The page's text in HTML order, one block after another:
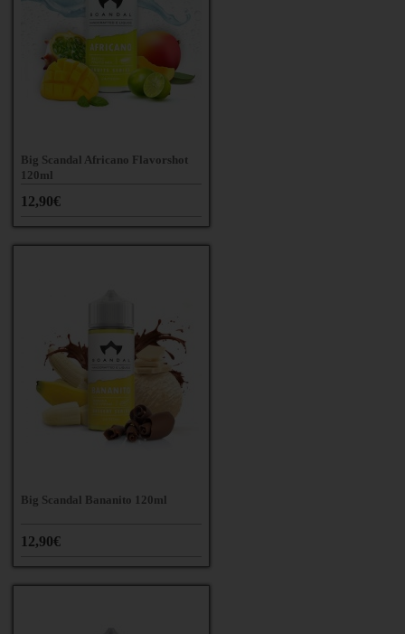
Big Scandal Africano Flavorshot
120ml
12,90€
Big Scandal Bananito 120ml
12,90€